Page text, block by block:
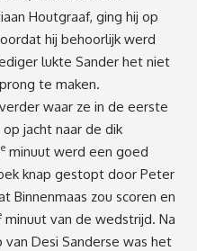
Houtgraaf, ging hij op
hij behoorlijk werd
lukte Sander het niet
te maken.
waar ze in de eerste
jacht naar de dik
e minuut werd een goed
knap gestopt door Peter
Binnenmaas zou scoren en
minuut van de wedstrijd. Na
Desi Sanderse was het